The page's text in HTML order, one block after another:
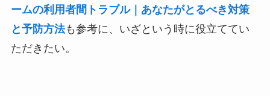
ームの利用者間トラブル｜あなたがとるべき対策
と予防方法も参考に、いざという時に役立ててい
ただきたい。